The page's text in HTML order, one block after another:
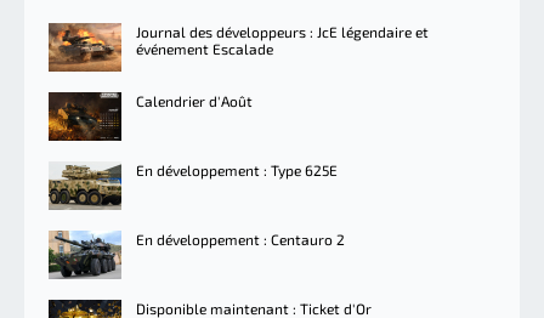
Journal des développeurs : JcE légendaire et
événement Escalade
Calendrier d'Août
En développement : Type 625E
En développement : Centauro 2
Disponible maintenant : Ticket d'Or